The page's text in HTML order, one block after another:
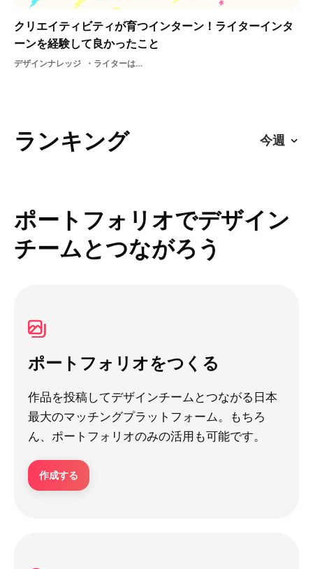
クリエイティビティが育つインターン！ライターインタ
ーンを経験して良かったこと
デザインナレッジ ライターはたらくビビビット編集部
ランキング
ポートフォリオでデザイン
チームとつながろう
ポートフォリオをつくる
作品を投稿してデザインチームとつながる日本
最大のマッチングプラットフォーム。もちろ
ん、ポートフォリオのみの活用も可能です。
作成する